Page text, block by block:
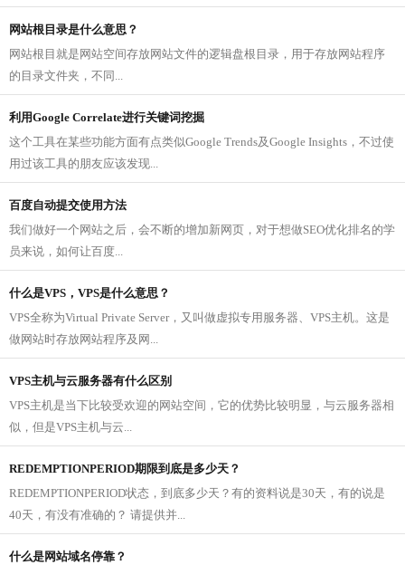
网站根目录是什么意思？
网站根目就是网站空间存放网站文件的逻辑盘根目录，用于存放网站程序
的目录文件夹，不同...
利用Google Correlate进行关键词挖掘
这个工具在某些功能方面有点类似Google Trends及Google Insights，不过使
用过该工具的朋友应该发现...
百度自动提交使用方法
我们做好一个网站之后，会不断的增加新网页，对于想做SEO优化排名的学
员来说，如何让百度...
什么是VPS，VPS是什么意思？
VPS全称为Virtual Private Server，又叫做虚拟专用服务器、VPS主机。这是
做网站时存放网站程序及网...
VPS主机与云服务器有什么区别
VPS主机是当下比较受欢迎的网站空间，它的优势比较明显，与云服务器相
似，但是VPS主机与云...
REDEMPTIONPERIOD期限到底是多少天？
REDEMPTIONPERIOD状态，到底多少天？有的资料说是30天，有的说是
40天，有没有准确的？ 请提供并...
什么是网站域名停靠？